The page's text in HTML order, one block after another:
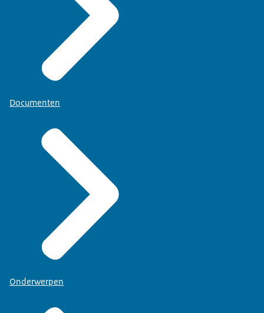
Documenten
Onderwerpen